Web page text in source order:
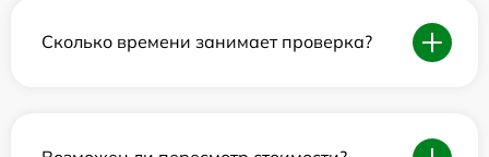
Сколько времени занимает проверка?